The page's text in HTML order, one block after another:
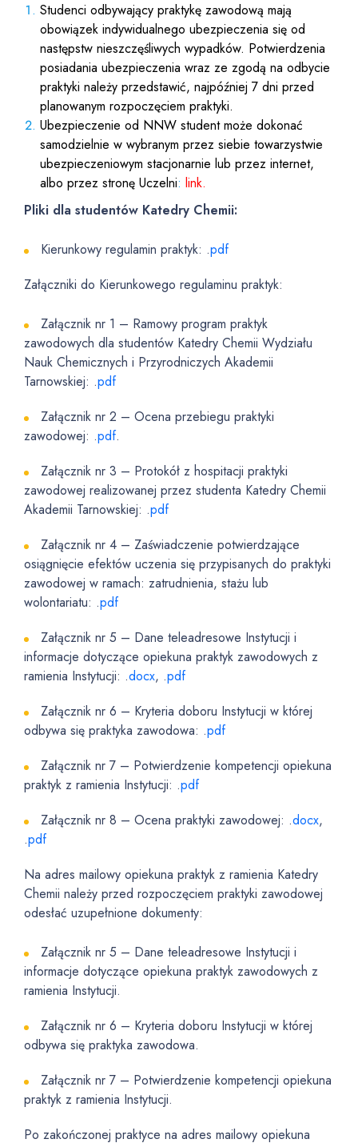
Studenci odbywający praktykę zawodową mają
obowiązek indywidualnego ubezpieczenia się od
następstw nieszczęśliwych wypadków. Potwierdzenia
posiadania ubezpieczenia wraz ze zgodą na odbycie
praktyki należy przedstawić, najpóźniej 7 dni przed
planowanym rozpoczęciem praktyki.
Ubezpieczenie od NNW student może dokonać
samodzielnie w wybranym przez siebie towarzystwie
ubezpieczeniowym stacjonarnie lub przez internet,
albo przez stronę Uczelni: link.
Pliki dla studentów Katedry Chemii:
Kierunkowy regulamin praktyk: .pdf
Załączniki do Kierunkowego regulaminu praktyk:
Załącznik nr 1 – Ramowy program praktyk
zawodowych dla studentów Katedry Chemii Wydziału
Nauk Chemicznych i Przyrodniczych Akademii
Tarnowskiej: .pdf
Załącznik nr 2 – Ocena przebiegu praktyki
zawodowej: .pdf.
Załącznik nr 3 – Protokół z hospitacji praktyki
zawodowej realizowanej przez studenta Katedry Chemii
Akademii Tarnowskiej: .pdf
Załącznik nr 4 – Zaświadczenie potwierdzające
osiągnięcie efektów uczenia się przypisanych do praktyki
zawodowej w ramach: zatrudnienia, stażu lub
wolontariatu: .pdf
Załącznik nr 5 – Dane teleadresowe Instytucji i
informacje dotyczące opiekuna praktyk zawodowych z
ramienia Instytucji: .docx, .pdf
Załącznik nr 6 – Kryteria doboru Instytucji w której
odbywa się praktyka zawodowa: .pdf
Załącznik nr 7 – Potwierdzenie kompetencji opiekuna
praktyk z ramienia Instytucji: .pdf
Załącznik nr 8 – Ocena praktyki zawodowej: .docx,
.pdf
Na adres mailowy opiekuna praktyk z ramienia Katedry
Chemii należy przed rozpoczęciem praktyki zawodowej
odesłać uzupełnione dokumenty:
Załącznik nr 5 – Dane teleadresowe Instytucji i
informacje dotyczące opiekuna praktyk zawodowych z
ramienia Instytucji.
Załącznik nr 6 – Kryteria doboru Instytucji w której
odbywa się praktyka zawodowa.
Załącznik nr 7 – Potwierdzenie kompetencji opiekuna
praktyk z ramienia Instytucji.
Po zakończonej praktyce na adres mailowy opiekuna